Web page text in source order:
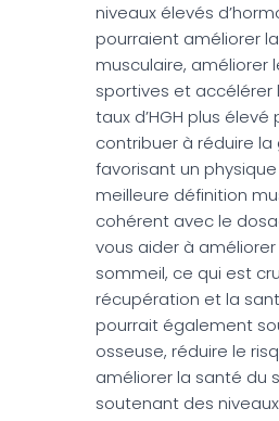
niveaux élevés
pourraient améliorer
musculaire, améliorer
sportives et accélérer
taux d’HGH plus
contribuer à réduire la
favorisant un
meilleure définition
cohérent avec le
vous aider à
sommeil, ce qui est
récupération et la
pourrait également
osseuse, réduire le
améliorer la santé du
soutenant des niveaux